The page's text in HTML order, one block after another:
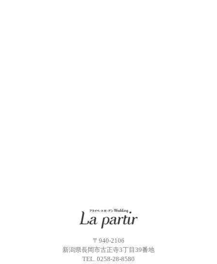
〒940-2106
新潟県長岡市古正寺3丁目39番地
TEL. 0258-28-8580